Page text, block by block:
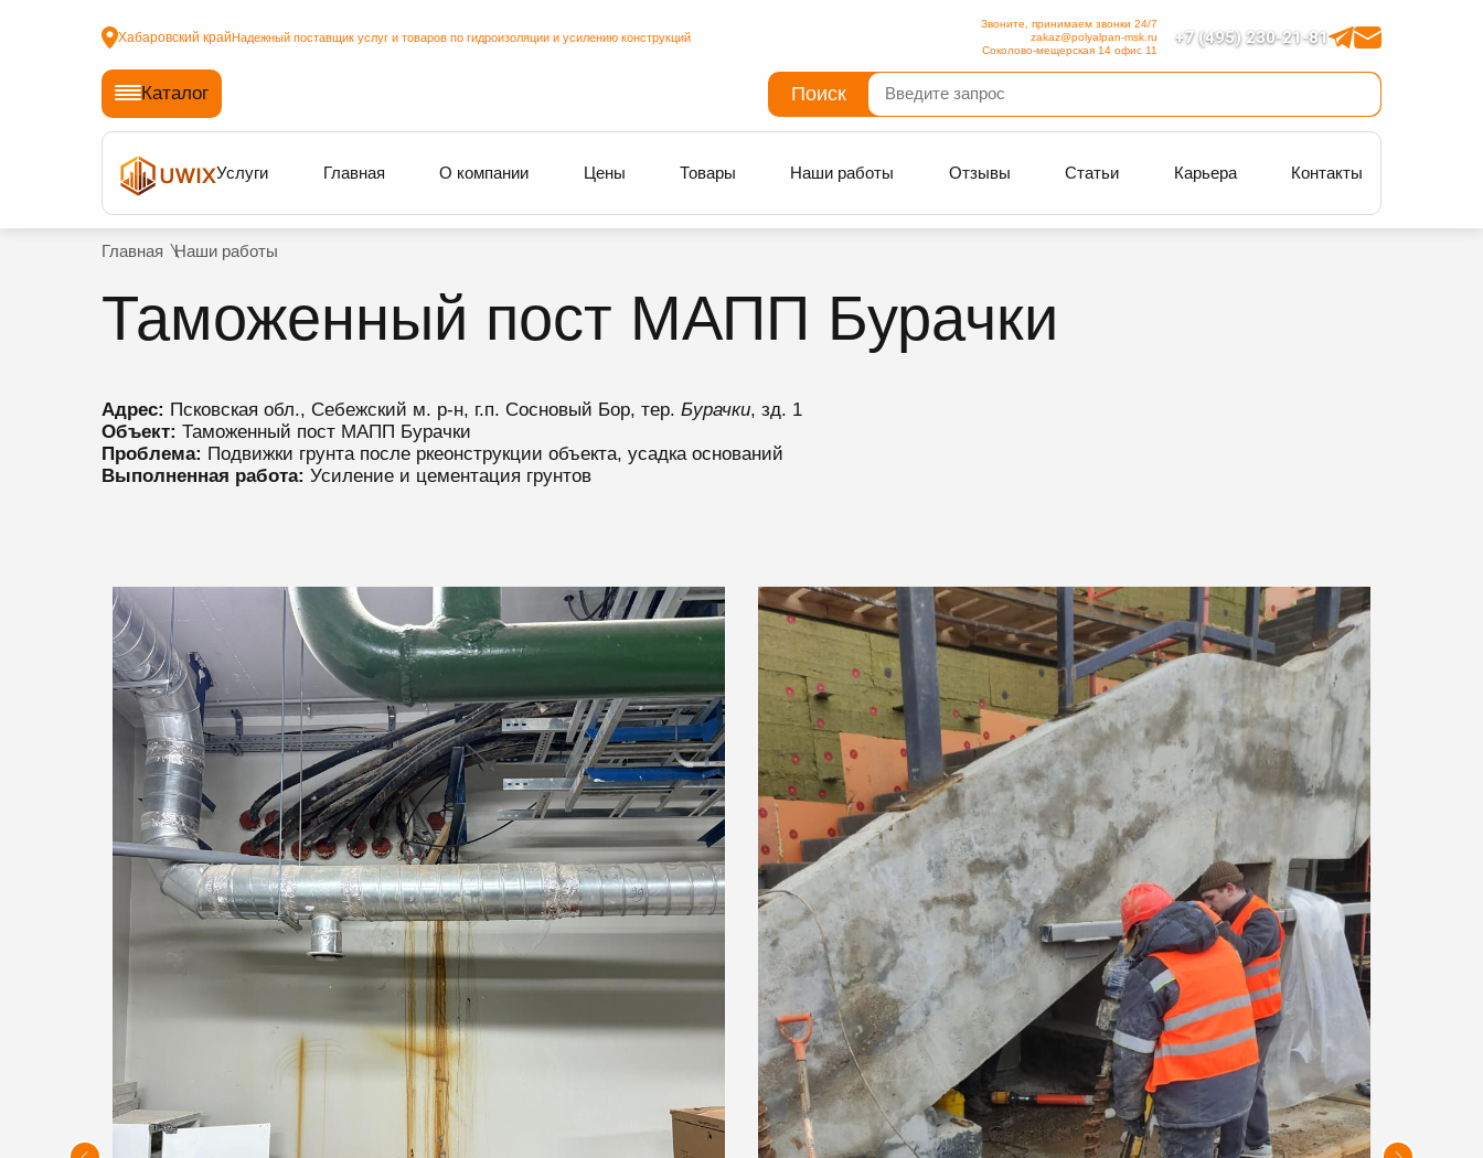
Хабаровский крайНадежный поставщик услуг и товаров по гидроизоляции и усилению конструкций +7 (495) 230-21-81
Звоните, принимаем звонки 24/7
zakaz@polyalpan-msk.ru
Соколово-мещерская 14 офис 11
Каталог Поиск
Услуги Главная О компании Цены Товары Наши работы Отзывы Статьи Карьера Контакты
Главная Наши работы
Таможенный пост МАПП Бурачки
Адрес: Псковская обл., Себежский м. р-н, г.п. Сосновый Бор, тер. Бурачки, зд. 1
Объект: Таможенный пост МАПП Бурачки
Проблема: Подвижки грунта после ркеонструкции объекта, усадка оснований
Выполненная работа: Усиление и цементация грунтов